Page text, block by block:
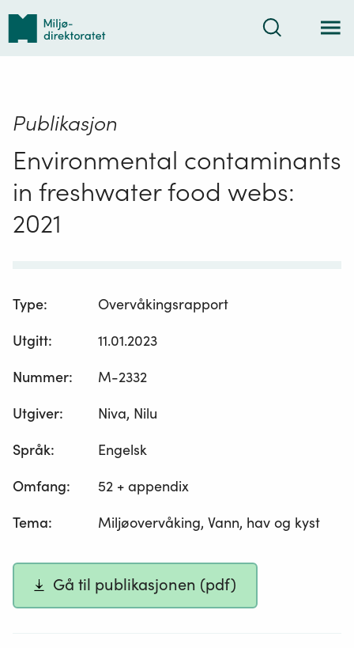
Tilbake
forsiden
Søk
Publikasjon
Environmental contaminants
in freshwater food webs:
2021
Type:
Overvåkingsrapport
Utgitt:
11.01.2023
Nummer:
M-2332
Utgiver:
Niva, Nilu
Språk:
Engelsk
Omfang:
52 + appendix
Tema: Miljøovervåking, Vann, hav og kyst
Gå til publikasjonen (pdf)